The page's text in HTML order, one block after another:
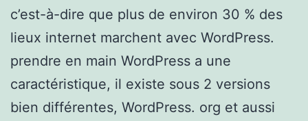
c’est-à-dire que plus de environ 30 % des
lieux internet marchent avec WordPress.
prendre en main WordPress a une
caractéristique, il existe sous 2 versions
bien différentes, WordPress. org et aussi